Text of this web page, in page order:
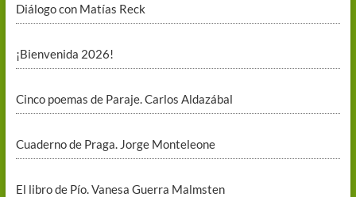
Diálogo con Matías Reck
¡Bienvenida 2026!
Cinco poemas de Paraje. Carlos Aldazábal
Cuaderno de Praga. Jorge Monteleone
El libro de Pío. Vanesa Guerra Malmsten